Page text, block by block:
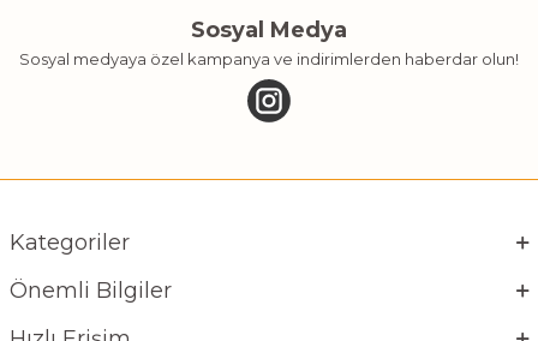
Sosyal Medya
Sosyal medyaya özel kampanya ve indirimlerden haberdar olun!
Kategoriler
Önemli Bilgiler